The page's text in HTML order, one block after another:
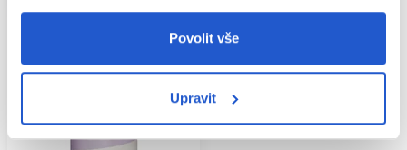
Povolit vše
Upravit